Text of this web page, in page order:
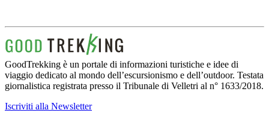
GoodTrekking è un portale di informazioni turistiche e idee di
viaggio dedicato al mondo dell’escursionismo e dell’outdoor. Testata
giornalistica registrata presso il Tribunale di Velletri al n° 1633/2018.
Iscriviti alla Newsletter